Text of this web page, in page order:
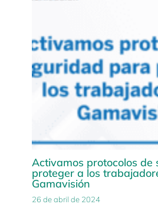
Activamos protocolos de
proteger a los
Gamavisión
26 de abril de 2024